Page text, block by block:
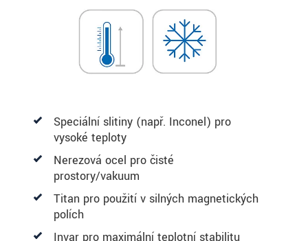
Speciální slitiny (např. Inconel) pro
vysoké teploty
Nerezová ocel pro čisté
prostory/vakuum
Titan pro použití v silných magnetických
polích
Invar pro maximální teplotní stabilitu